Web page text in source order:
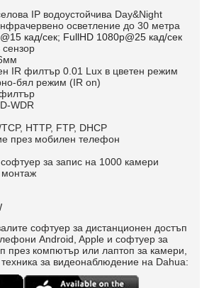
IP водоустойчива Day&Night
осветление до 30 метра
кад/сек; FullHD 1080p@25 кад/сек
сензор
IR филтър 0.01 Lux в цветен режим
бял режим (IR on)
WDR
HTTP, FTP, DHCP
през мобилен телефон
за запис на 1000 камери
софтуер за дистанционен достъп
Android, Apple и софтуер за
през компютър или лаптоп за камери,
за видеонаблюдение на Dahua: